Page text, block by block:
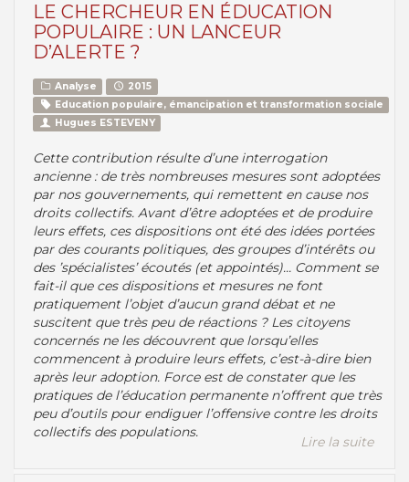
LE CHERCHEUR EN ÉDUCATION
POPULAIRE : UN LANCEUR
D’ALERTE ?
Analyse
2015
Education populaire, émancipation et transformation sociale
Hugues ESTEVENY
Cette contribution résulte d’une interrogation
ancienne : de très nombreuses mesures sont adoptées
par nos gouvernements, qui remettent en cause nos
droits collectifs. Avant d’être adoptées et de produire
leurs effets, ces dispositions ont été des idées portées
par des courants politiques, des groupes d’intérêts ou
des ’spécialistes’ écoutés (et appointés)... Comment se
fait-il que ces dispositions et mesures ne font
pratiquement l’objet d’aucun grand débat et ne
suscitent que très peu de réactions ? Les citoyens
concernés ne les découvrent que lorsqu’elles
commencent à produire leurs effets, c’est-à-dire bien
après leur adoption. Force est de constater que les
pratiques de l’éducation permanente n’offrent que très
peu d’outils pour endiguer l’offensive contre les droits
collectifs des populations.
Lire la suite